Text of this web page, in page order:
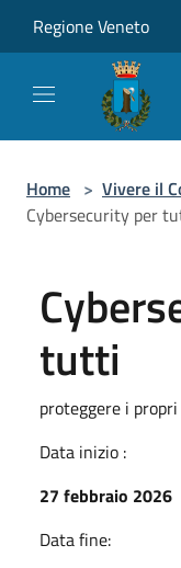
Regione Veneto
Home > Vivere il
Cybersecurity per
tutti
proteggere i
Data inizio :
27 febbraio 2026
Data fine: